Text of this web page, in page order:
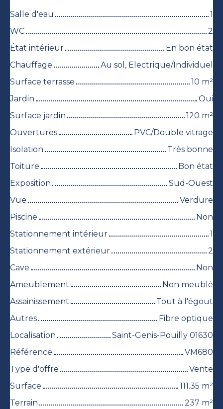
Salle d'eau
1
WC
2
État intérieur
En bon état
Chauffage
Au sol, Electrique/Individuel
Surface terrasse
10 m²
Jardin
Oui
Surface jardin
120 m²
Ouvertures
PVC/Double vitrage
Isolation
Très bonne
Toiture
Bon état
Exposition
Sud-Ouest
Vue
Verdure
Piscine
Non
Stationnement intérieur
1
Stationnement extérieur
2
Cave
Non
Ameublement
Non meublé
Assainissement
Tout à l'égout
Autres
Fibre optique
Localisation
Saint-Genis-Pouilly 01630
Référence
VM680
Type d'offre
Vente
Surface
111.35 m²
Terrain
237 m²